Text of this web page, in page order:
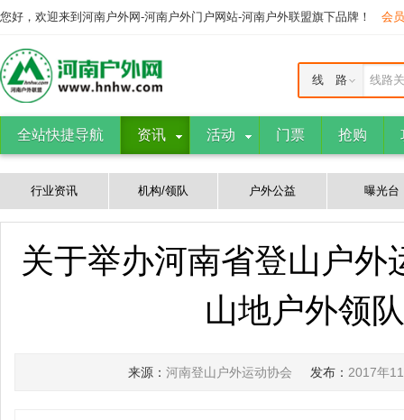
您好，欢迎来到河南户外网-河南户外门户网站-河南户外联盟旗下品牌！ 会
线路
线 路
全站快捷导航 资讯 活动 门票 抢购
行业资讯 机构/领队 户外公益 曝光台
关于举办河南省登山户
山地户外领
来源： 河南登山户外运动协会 发布： 2017年